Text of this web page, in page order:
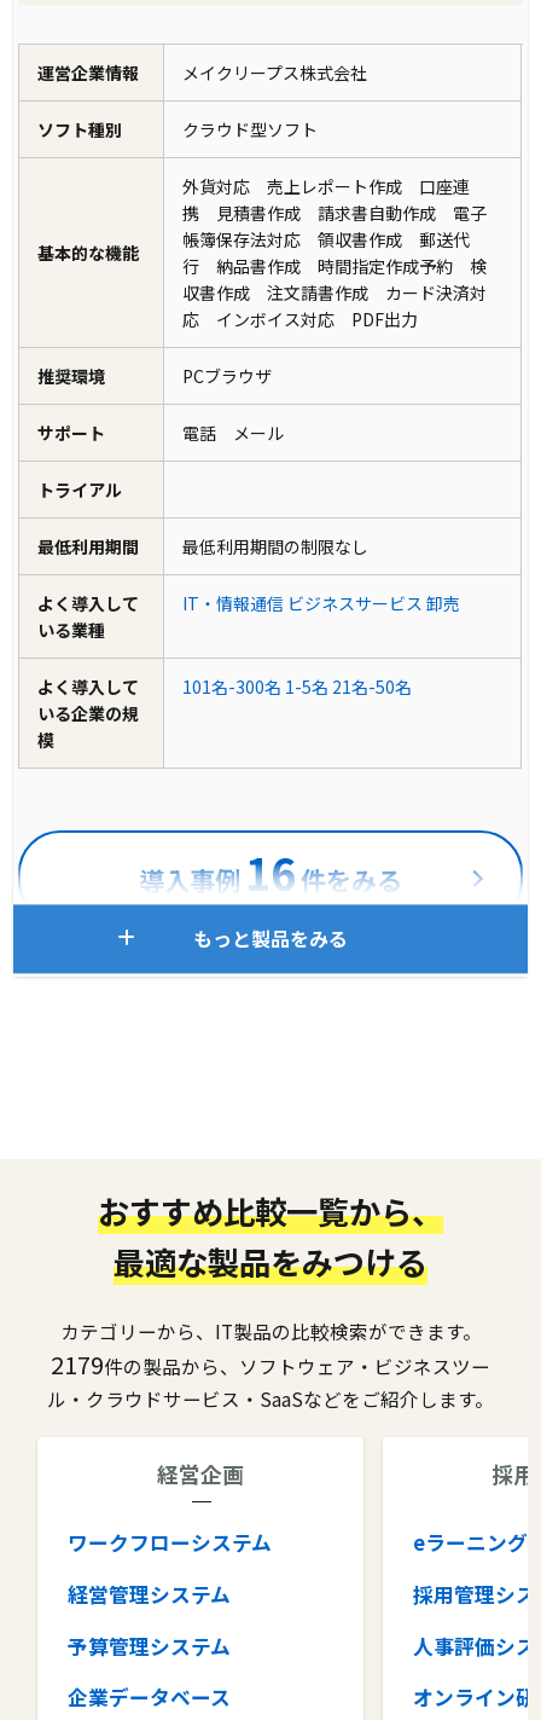
運営企業情報 メイクリープス株式会社
ソフト種別 クラウド型ソフト
基本的な機能
外貨対応 売上レポート作成 口座連
携 見積書作成 請求書自動作成 電子
帳簿保存法対応 領収書作成 郵送代
行 納品書作成 時間指定作成予約 検
収書作成 注文請書作成 カード決済対
応 インボイス対応 PDF出力
推奨環境 PCブラウザ
サポート 電話 メール
トライアル
最低利用期間 最低利用期間の制限なし
よく導入して
いる業種
IT・情報通信 ビジネスサービス 卸売
よく導入して
いる企業の規
模
101名-300名 1-5名 21名-50名
導入事例 16件をみる
もっと製品をみる
おすすめ比較一覧から、
最適な製品をみつける
カテゴリーから、IT製品の比較検索ができます。
2179件の製品から、ソフトウェア・ビジネスツー
ル・クラウドサービス・SaaSなどをご紹介します。
経営企画
ワークフローシステム
経営管理システム
予算管理システム
企業データベース
採
eラーニング
採用管理シス
人事評価シ
オンライン研